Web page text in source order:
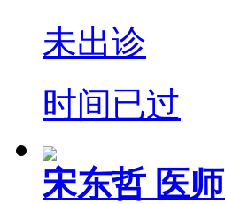
未出诊
时间已过
宋东哲 医师